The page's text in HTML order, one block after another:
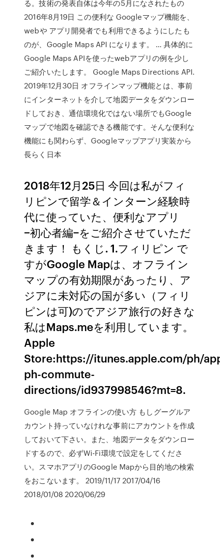
る。技術の発表自体は今年の5月になされたもの
2016年8月19日 この便利な Googleマップ機能を、
webや アプリ開発者でも利用できるようにしたも
のが、Google Maps API になります。 … 具体的に
Google Maps APIを使ったwebアプリの例を少し
ご紹介いたします。 Google Maps Directions API.
2019年12月30日 オフラインマップ機能とは、事前
にインターネットを介して地図データをダウンロー
ドしておき、通信環境化ではない場所でもGoogle
マップで地図を確認できる機能です。そんな便利な
機能にも関わらず、Googleマップアプリ実装から
長らく日本
2018年12月25日 今回は私がフィ
リピンで留学＆インターン経験時
代に使っていた、便利なアプリ
−初心者編−をご紹介させていただ
きます！ もくじ. 1.フィリピン で
すがGoogle Mapは、オフライン
マップの有効期限があったり、ア
ジアに未対応の国が多い（フィリ
ピンは可)のでアジア旅行の好きな
私はMaps.meを利用しています。
Apple
Store:https://itunes.apple.com/ph/
ph-commute-
directions/id937998546?mt=8.
Google Map オフラインの使い方 もしグーグルア
カウント持っていなけれな事前にアカウントを作成
しておいて下さい。また、地図データをダウンロー
ドするので、必ずWi-Fi環境で設定をしてくださ
い。スマホアプリのGoogle Mapから目的地の検索
をおこないます。 2019/11/17 2017/04/16
2018/01/08 2020/06/29